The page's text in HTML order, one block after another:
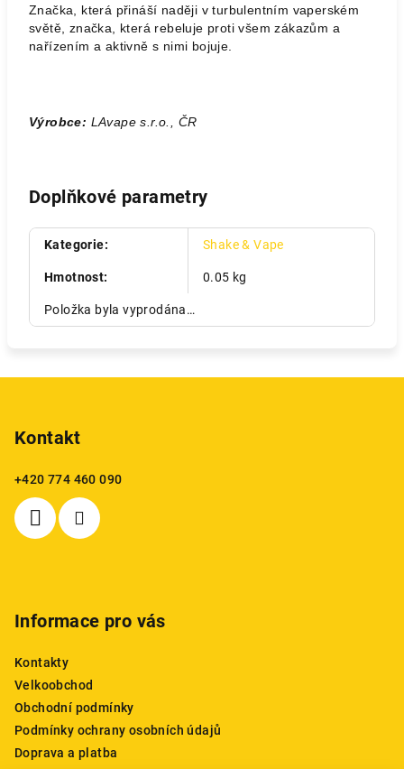
Značka, která přináší naději v turbulentním vaperském
světě, značka, která rebeluje proti všem zákazům a
nařízením a aktivně s nimi bojuje.
Výrobce: LAvape s.r.o., ČR
Doplňkové parametry
Kategorie: Shake & Vape
Hmotnost: 0.05 kg
Položka byla vyprodána…
Kontakt
+420 774 460 090
Informace pro vás
Kontakty
Velkoobchod
Obchodní podmínky
Podmínky ochrany osobních údajů
Doprava a platba